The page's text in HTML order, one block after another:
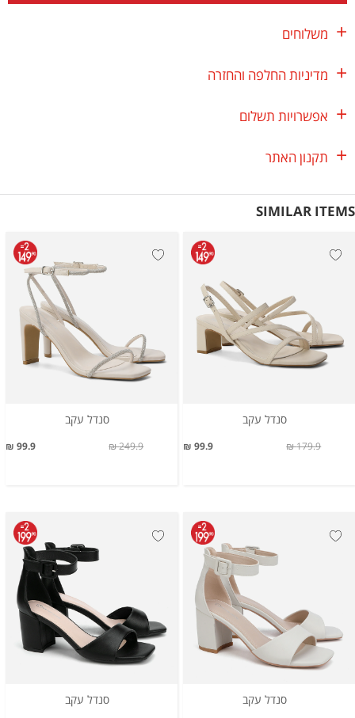
משלוחים
מדיניות החלפה והחזרה
אפשרויות תשלום
תקנון האתר
SIMILAR ITEMS
סנדל עקב
99.9 ₪ 179.9 ₪
סנדל עקב
99.9 ₪ 249.9 ₪
סנדל עקב סנדל עקב